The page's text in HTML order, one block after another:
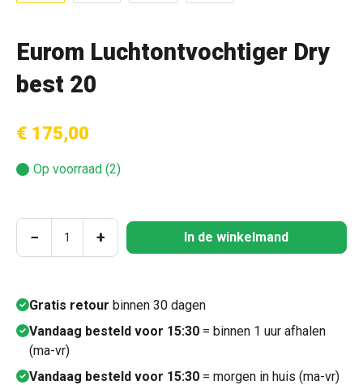
Eurom Luchtontvochtiger Dry
best 20
€ 175,00
Op voorraad (2)
Producthoeveelheid: Voer de gewenste
− + In de winkelmand
Gratis retour binnen 30 dagen
Vandaag besteld voor 15:30 = binnen 1 uur afhalen
(ma-vr)
Vandaag besteld voor 15:30 = morgen in huis (ma-vr)